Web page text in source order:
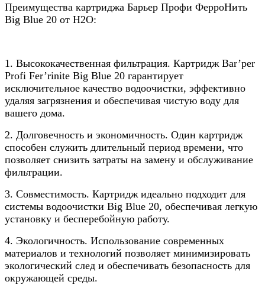
Преимущества картриджа Барьер Профи ФерроНить
Big Blue 20 от Н2О:
1. Высококачественная фильтрация. Картридж Bar’рer
Profi Fer’rinite Big Blue 20 гарантирует
исключительное качество водоочистки, эффективно
удаляя загрязнения и обеспечивая чистую воду для
вашего дома.
2. Долговечность и экономичность. Один картридж
способен служить длительный период времени, что
позволяет снизить затраты на замену и обслуживание
фильтрации.
3. Совместимость. Картридж идеально подходит для
системы водоочистки Big Blue 20, обеспечивая легкую
установку и бесперебойную работу.
4. Экологичность. Использование современных
материалов и технологий позволяет минимизировать
экологический след и обеспечивать безопасность для
окружающей среды.